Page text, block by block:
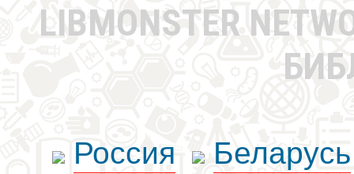
LIBMONSTER
Россия
Беларусь